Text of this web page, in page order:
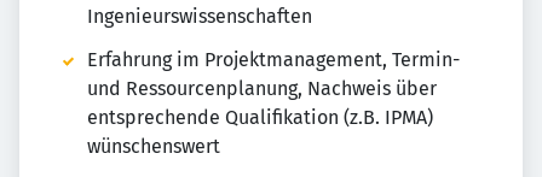
Ingenieurswissenschaften
Erfahrung im Projektmanagement, Termin-
und Ressourcenplanung, Nachweis über
entsprechende Qualifikation (z.B. IPMA)
wünschenswert